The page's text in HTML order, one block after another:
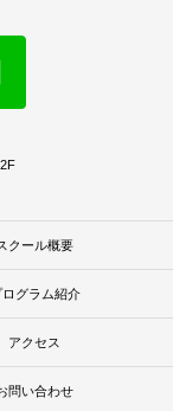
クール概要
ログラム紹介
アクセス
問い合わせ